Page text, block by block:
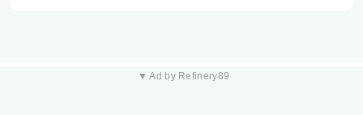
▼ Ad by Refinery89